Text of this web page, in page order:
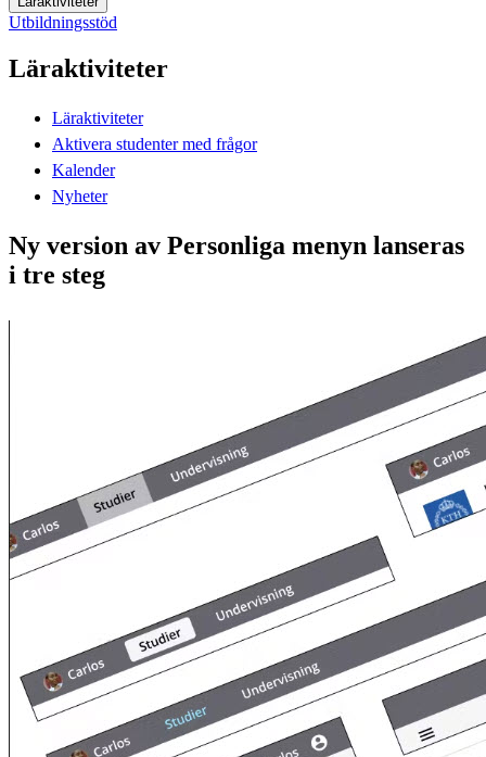
Utbildningsstöd
Läraktiviteter
Läraktiviteter
Aktivera studenter med frågor
Kalender
Nyheter
Ny version av Personliga menyn lanseras
i tre steg